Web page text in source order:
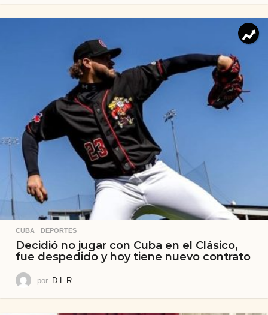
CUBA ,DEPORTES
Decidió no jugar con Cuba en el Clásico,
fue despedido y hoy tiene nuevo contrato
por D.L.R.